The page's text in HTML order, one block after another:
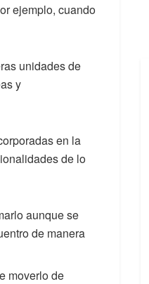
ejemplo, cuando
unidades de
y
en la
de lo
aunque se
de manera
moverlo de